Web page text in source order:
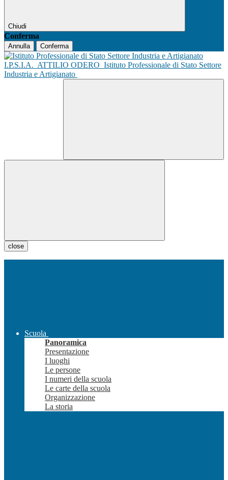
Chiudi
Conferma
Annulla Conferma
I.P.S.I.A. ATTILIO ODERO Istituto Professionale di Stato Settore
Industria e Artigianato
close
Scuola
Panoramica
Presentazione
I luoghi
Le persone
I numeri della scuola
Le carte della scuola
Organizzazione
La storia